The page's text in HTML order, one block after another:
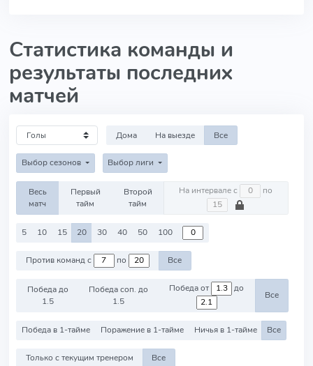
Статистика команды и
результаты последних
матчей
Дома На выезде Все
Выбор сезонов Выбор лиги
Весь
матч
Первый
тайм
Второй
тайм
На интервале с по
5 10 15 20 30 40 50 100
Против команд с по Все
Победа до
1.5
Победа соп. до
1.5
Победа от до
Все
Победа в 1-тайме Поражение в 1-тайме Ничья в 1-тайме Все
Только с текущим тренером Все